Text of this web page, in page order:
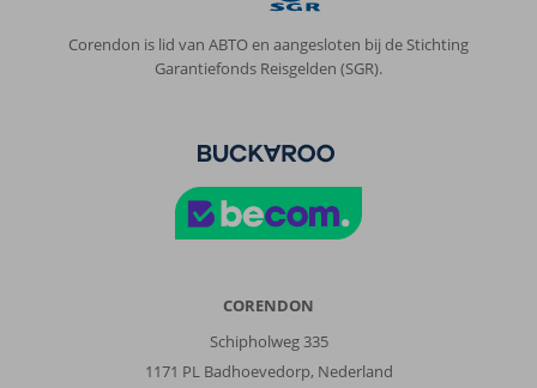
Corendon is lid van ABTO en aangesloten bij de Stichting
Garantiefonds Reisgelden (SGR).
CORENDON
Schipholweg 335
1171 PL Badhoevedorp, Nederland